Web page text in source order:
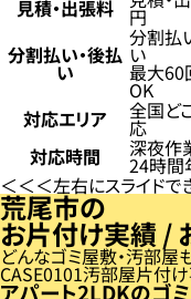
見積・出張料
円
分割払い・後払
い
分割払
い
最大60
OK
対応エリア
全国ど
応
対応時間
深夜作
24時間
左右にスライドで
荒尾市の
お片付け実績 /
どんなゴミ屋敷・汚部屋
CASE 01汚部屋片付
アパート2LDKのゴ